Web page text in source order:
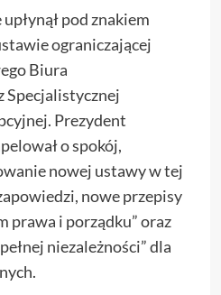
pod znakiem
ograniczającej
Biura
Specjalistycznej
Prezydent
o spokój,
nowej ustawy w tej
nowe przepisy
prawa i porządku” oraz
niezależności” dla